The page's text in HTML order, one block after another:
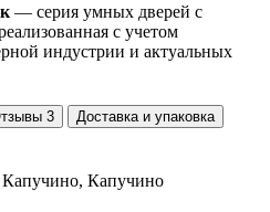
— серия умных дверей с
с учетом
индустрии и актуальных
3
Доставка и упаковка
Капучино, Капучино